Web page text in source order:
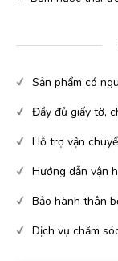
Sản phẩm có
Đầy đủ giấy tờ,
Hỗ trợ vận
Hướng dẫn vận
Bảo hành thân
Dịch vụ chăm